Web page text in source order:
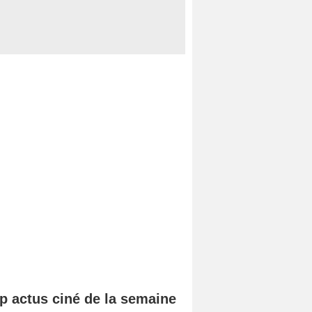
actus ciné de la semaine